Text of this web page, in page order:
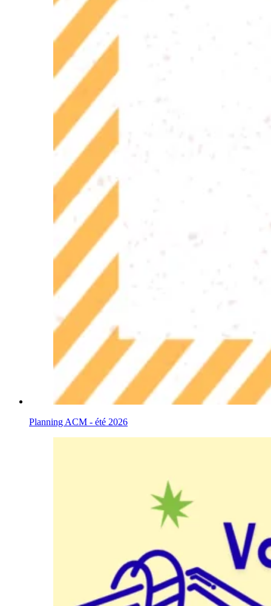
Planning ACM - été 2026